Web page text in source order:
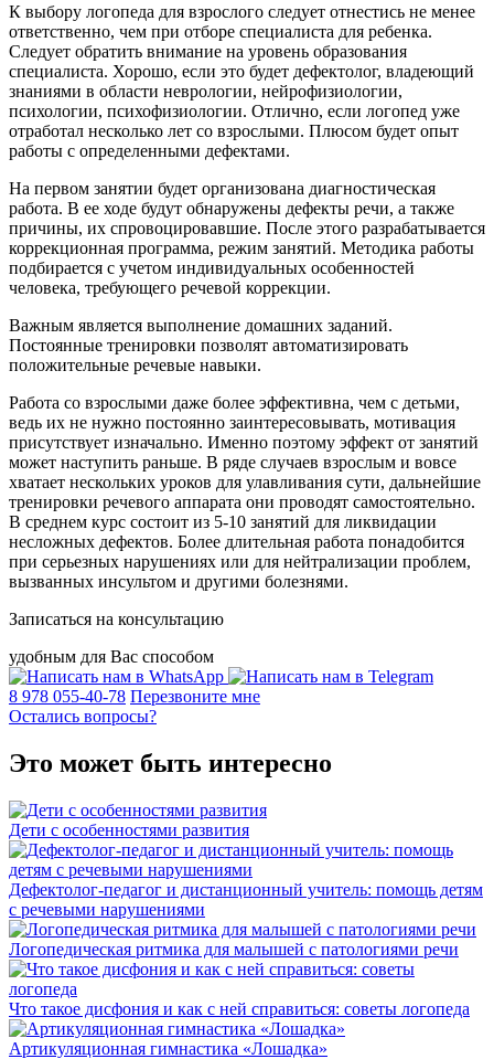
К выбору логопеда для взрослого следует отнестись не менее
ответственно, чем при отборе специалиста для ребенка.
Следует обратить внимание на уровень образования
специалиста. Хорошо, если это будет дефектолог, владеющий
знаниями в области неврологии, нейрофизиологии,
психологии, психофизиологии. Отлично, если логопед уже
отработал несколько лет со взрослыми. Плюсом будет опыт
работы с определенными дефектами.
На первом занятии будет организована диагностическая
работа. В ее ходе будут обнаружены дефекты речи, а также
причины, их спровоцировавшие. После этого разрабатывается
коррекционная программа, режим занятий. Методика работы
подбирается с учетом индивидуальных особенностей
человека, требующего речевой коррекции.
Важным является выполнение домашних заданий.
Постоянные тренировки позволят автоматизировать
положительные речевые навыки.
Работа со взрослыми даже более эффективна, чем с детьми,
ведь их не нужно постоянно заинтересовывать, мотивация
присутствует изначально. Именно поэтому эффект от занятий
может наступить раньше. В ряде случаев взрослым и вовсе
хватает нескольких уроков для улавливания сути, дальнейшие
тренировки речевого аппарата они проводят самостоятельно.
В среднем курс состоит из 5-10 занятий для ликвидации
несложных дефектов. Более длительная работа понадобится
при серьезных нарушениях или для нейтрализации проблем,
вызванных инсультом и другими болезнями.
Записаться на консультацию
удобным для Вас способом
8 978 055-40-78 Перезвоните мне
Остались вопросы?
Это может быть интересно
Дети с особенностями развития
Дефектолог-педагог и дистанционный учитель: помощь детям
с речевыми нарушениями
Логопедическая ритмика для малышей с патологиями речи
Что такое дисфония и как с ней справиться: советы логопеда
Артикуляционная гимнастика «Лошадка»